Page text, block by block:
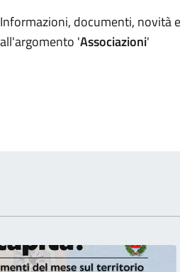
Dettagli
Informazioni, documenti, novità
all'argomento 'Associazioni'